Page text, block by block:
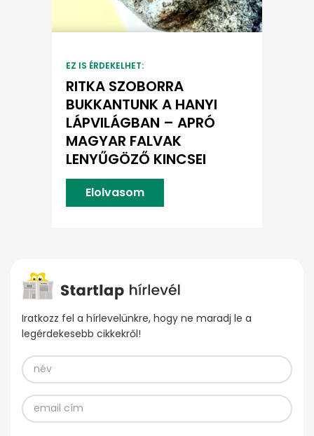
EZ IS ÉRDEKELHET:
RITKA SZOBORRA
BUKKANTUNK A HANYI
LÁPVILÁGBAN – APRÓ
MAGYAR FALVAK
LENYŰGÖZŐ KINCSEI
Elolvasom
Iratkozz fel a hírlevelünkre, hogy ne maradj le a
legérdekesebb cikkekről!